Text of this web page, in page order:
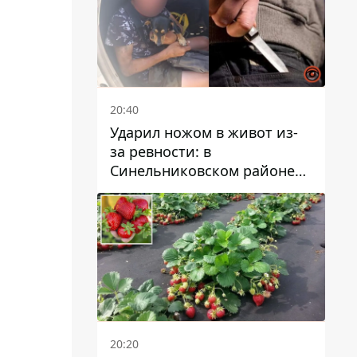
20:40
Ударил ножом в живот из-
за ревности: в
Синельниковском районе
задержали 49-летнего
мужчину за убийство
20:20